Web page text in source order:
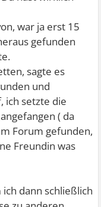
war ja erst 15
gefunden
sagte es
und
ich setzte die
( da
Forum gefunden,
Freundin was
dann schließlich